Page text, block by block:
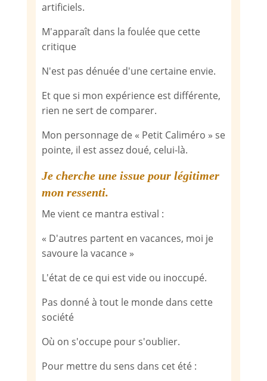
artificiels.
M'apparaît dans la foulée que cette
critique
N'est pas dénuée d'une certaine envie.
Et que si mon expérience est différente,
rien ne sert de comparer.
Mon personnage de « Petit Caliméro » se
pointe, il est assez doué, celui-là.
Je cherche une issue pour légitimer
mon ressenti.
Me vient ce mantra estival :
« D'autres partent en vacances, moi je
savoure la vacance »
L'état de ce qui est vide ou inoccupé.
Pas donné à tout le monde dans cette
société
Où on s'occupe pour s'oublier.
Pour mettre du sens dans cet été :